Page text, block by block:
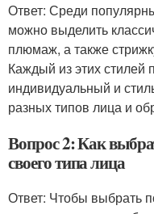
Ответ: Среди
можно выделить
плюмаж, а также
Каждый из этих стилей
индивидуальный и
разных типов лица и
Вопрос 2: Как
своего типа лица
Ответ: Чтобы выбрать